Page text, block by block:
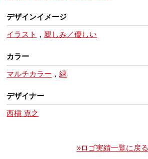
デザインイメージ
イラスト ， 親しみ／優しい
カラー
マルチカラー ，緑
デザイナー
西槇 克之
»ロゴ実績一覧に戻る